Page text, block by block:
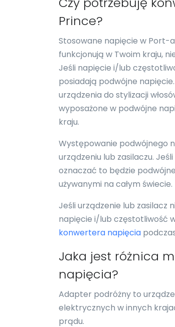
Prince?
Stosowane napięcie w Port-
funkcjonują w Twoim kraju,
Jeśli napięcie i/lub
posiadają podwójne
urządzenia do stylizacji
wyposażone w podwójne
kraju.
Występowanie podwójnego
urządzeniu lub zasilaczu.
oznaczać to będzie
używanymi na całym świecie.
Jeśli urządzenie lub zasilacz
napięcie i/lub częstotliwość
konwertera napięcia
Jaka jest różnica
napięcia?
Adapter podróżny to
elektrycznych w innych
prądu.